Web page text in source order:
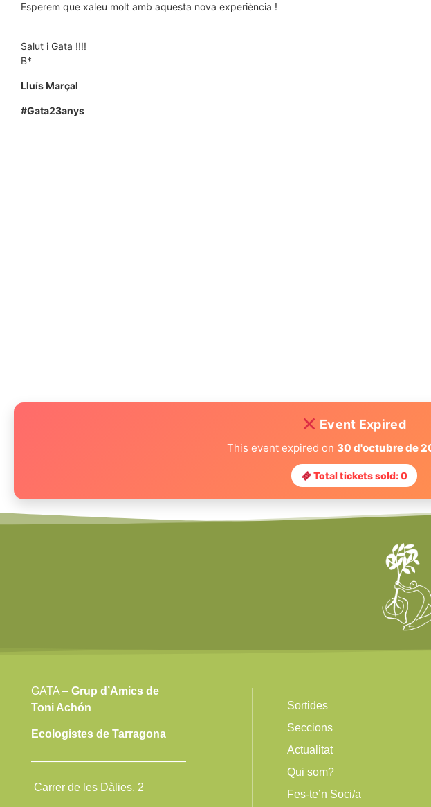
Esperem que xaleu molt amb aquesta nova experiència !
Salut i Gata !!!!
B*
Lluís Marçal
#Gata23anys
Event Expired
This event expired on 30 d'octubre de
Total tickets sold: 0
GATA – Grup d’Amics de
Toni Achón
Ecologistes de Tarragona
——————————————
Carrer de les Dàlies, 2
Sortides
Seccions
Actualitat
Qui som?
Fes-te’n Soci/a